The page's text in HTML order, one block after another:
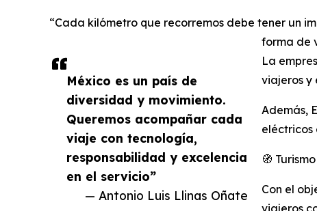
México es un país de
diversidad y movimiento.
Queremos acompañar cada
viaje con tecnología,
responsabilidad y excelencia
en el servicio”
— Antonio Luis Llinas Oñate
“Cada kilómetro que recorremos debe tener un
forma de
La
viajeros y
Además,
eléctricos
🧭
Con el
viajeros